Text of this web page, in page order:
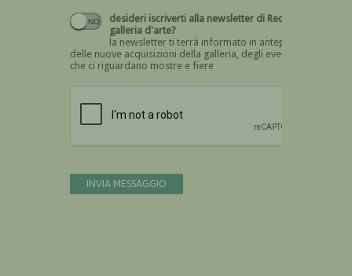
desideri iscriverti alla newsletter di Recta
galleria d'arte?
la newsletter ti terrà informato in anteprima
delle nuove acquisizioni della galleria, degli eventi
che ci riguardano mostre e fiere
INVIA MESSAGGIO